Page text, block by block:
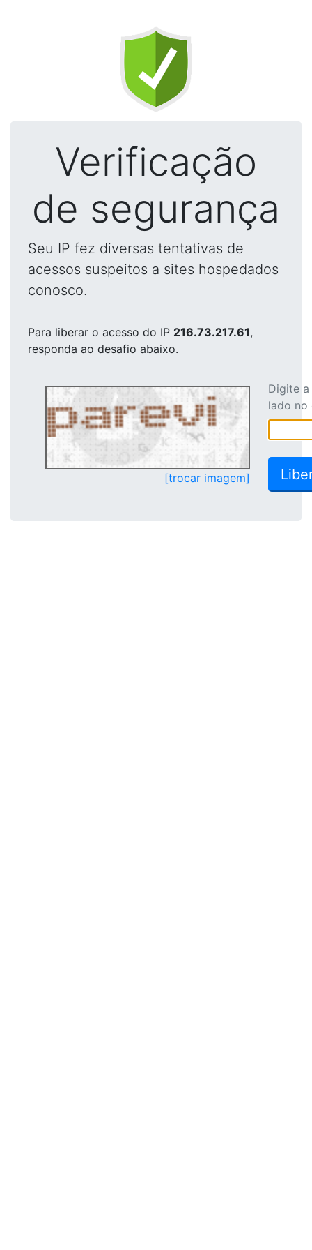
Verificação
de segurança
Seu IP fez diversas tentativas de
acessos suspeitos a sites hospedados
conosco.
Para liberar o acesso do IP 216.73.217.61,
responda ao desafio abaixo.
[trocar imagem]
Digite
lado no